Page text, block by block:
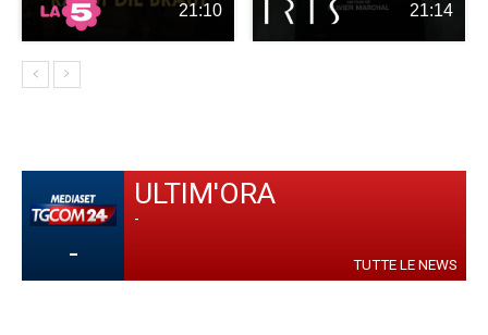
21:10 21:14
-
ULTIM'ORA
-
TUTTE LE NEWS